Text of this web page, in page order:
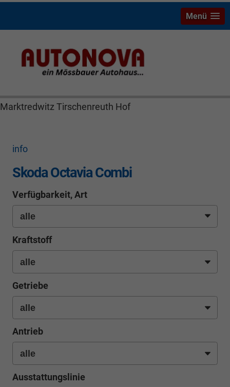
Skoda Octavia Bayreuth Nützel Mössbauer Autonova
Brucker Räthel MGS Autohaus günstig Finanzierung
Marktredwitz Tirschenreuth Hof
Menü
info
Skoda Octavia Combi
Verfügbarkeit, Art
Kraftstoff
Getriebe
Antrieb
Ausstattungslinie